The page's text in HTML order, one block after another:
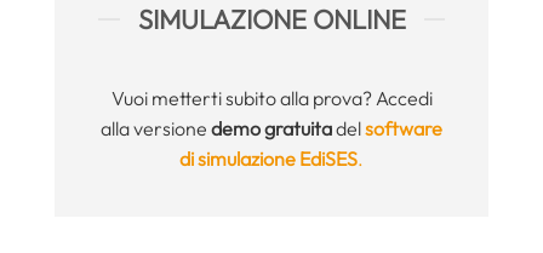
SIMULAZIONE ONLINE
Vuoi metterti subito alla prova? Accedi
alla versione demo gratuitadelsoftware
di simulazione EdiSES.